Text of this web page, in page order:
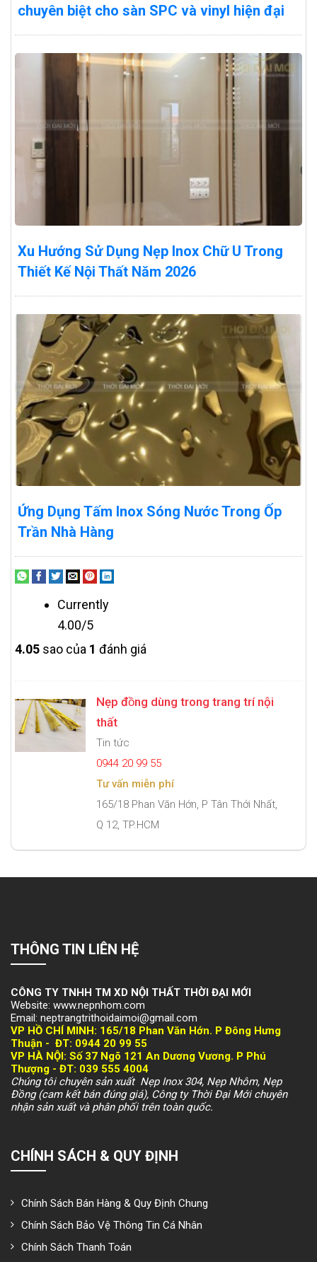
chuyên biệt cho sàn SPC và vinyl hiện đại
Xu Hướng Sử Dụng Nẹp Inox Chữ U Trong
Thiết Kế Nội Thất Năm 2026
Ứng Dụng Tấm Inox Sóng Nước Trong Ốp
Trần Nhà Hàng
Currently
4.00/5
4.05 sao của 1 đánh giá
Nẹp đồng dùng trong trang trí nội
thất
Tin tức
0944 20 99 55
Tư vấn miễn phí
165/18 Phan Văn Hớn, P Tân Thới Nhất,
Q 12, TP.HCM
THÔNG TIN LIÊN HỆ
CÔNG TY TNHH TM XD NỘI THẤT THỜI ĐẠI MỚI
Website: www.nepnhom.com
Email: neptrangtrithoidaimoi@gmail.com
VP HỒ CHÍ MINH: 165/18 Phan Văn Hớn. P Đông Hưng
Thuận - ĐT: 0944 20 99 55
VP HÀ NỘI: Số 37 Ngõ 121 An Dương Vương. P Phú
Thượng - ĐT: 039 555 4004
Chúng tôi chuyên sản xuất Nẹp Inox 304, Nẹp Nhôm, Nẹp
Đồng (cam kết bán đúng giá), Công ty Thời Đại Mới chuyên
nhận sản xuất và phân phối trên toàn quốc.
CHÍNH SÁCH & QUY ĐỊNH
Chính Sách Bán Hàng & Quy Định Chung
Chính Sách Bảo Vệ Thông Tin Cá Nhân
Chính Sách Thanh Toán